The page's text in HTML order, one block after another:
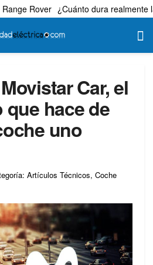
Rover ¿Cuánto dura realmente
Car, el
hace de
uno
Artículos Técnicos, Coche